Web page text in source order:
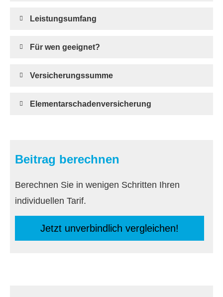
Leistungsumfang
Für wen geeignet?
Versicherungssumme
Elementarschadenversicherung
Beitrag berechnen
Berechnen Sie in wenigen Schritten Ihren
individuellen Tarif.
Jetzt unverbindlich ver­gleichen!